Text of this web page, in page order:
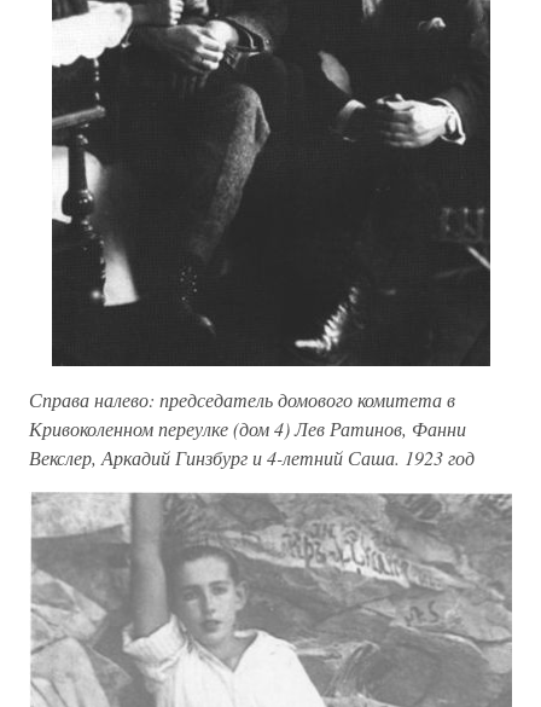
Справа налево: председатель домового комитета в
Кривоколенном переулке (дом 4) Лев Ратинов, Фанни
Векслер, Аркадий Гинзбург и 4-летний Саша. 1923 год